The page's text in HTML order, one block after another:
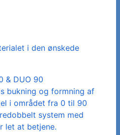
i den ønskede
& DUO 90
bukning og formning af
i området fra 0 til 90
system med
let at betjene.